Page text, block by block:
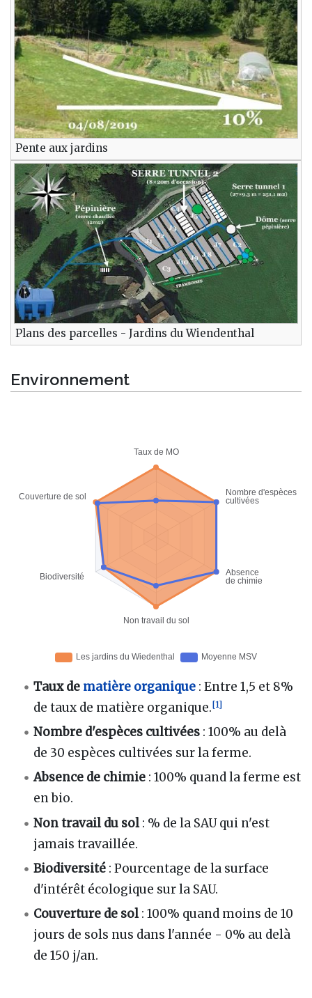
Pente aux jardins
Plans des parcelles - Jardins du Wiendenthal
Environnement
Taux de matière organique : Entre 1,5 et 8%
de taux de matière organique.[1]
Nombre d'espèces cultivées : 100% au delà
de 30 espèces cultivées sur la ferme.
Absence de chimie : 100% quand la ferme est
en bio.
Non travail du sol: % de la SAU qui n'est
jamais travaillée.
Biodiversité : Pourcentage de la surface
d'intérêt écologique sur la SAU.
Couverture de sol: 100% quand moins de 10
jours de sols nus dans l'année - 0% au delà
de 150 j/an.